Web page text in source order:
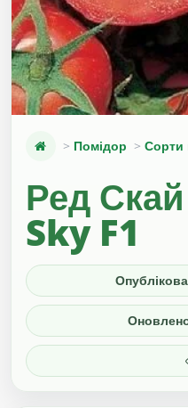
Помідор Сорти
Ред
Sky F1